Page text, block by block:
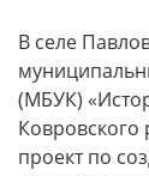
В селе
(МБУК)
Ковровского
проект по